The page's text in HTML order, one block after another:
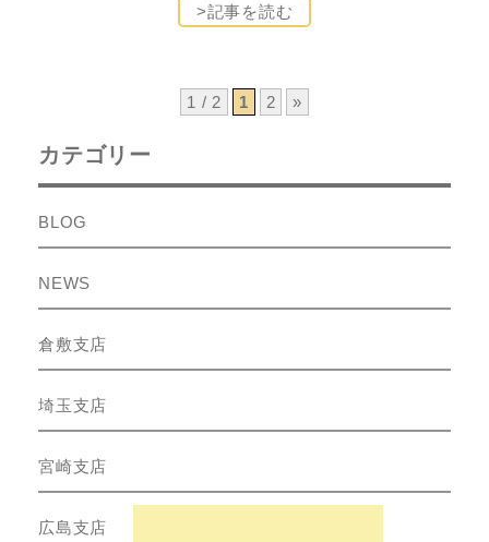
>記事を読む
1 / 2 1 2 »
カテゴリー
BLOG
NEWS
倉敷支店
埼玉支店
宮崎支店
広島支店